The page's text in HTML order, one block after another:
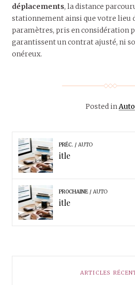
déplacements, la distance
stationnement ainsi que votre lieu
paramètres, pris en considération
garantissent un contrat ajusté, ni
onéreux.
Posted in Auto
PRÉC. AUTO
itle
PROCHAINE AUTO
itle
ARTICLES